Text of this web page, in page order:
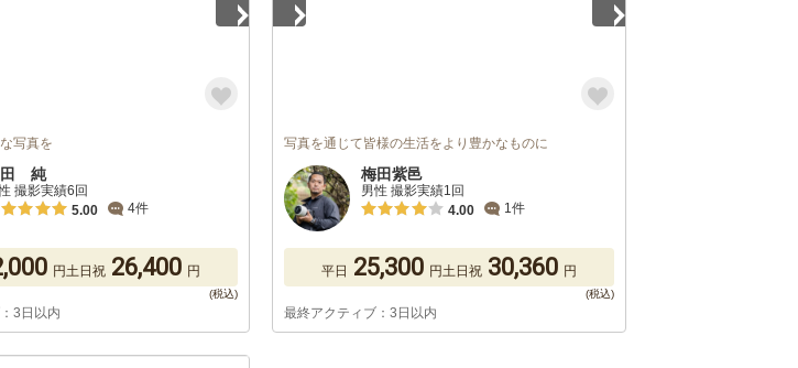
写真を
田 純
撮影実績6回
5.00
4件
円土日祝 26,400 円
3日以内
写真を通じて皆様の生活をより豊かなものに
梅田紫邑
男性 撮影実績1回
4.00
1件
平日 25,300 円土日祝 30,360 円
最終アクティブ：3日以内